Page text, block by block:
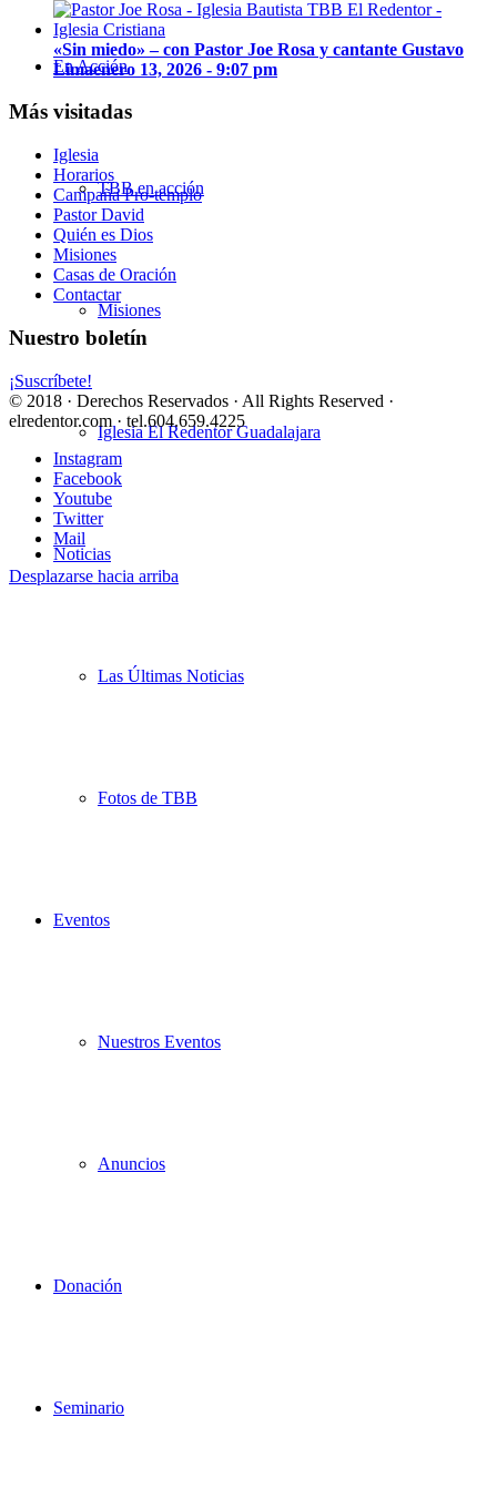
En Acción
TBB en acción
Misiones
Iglesia El Redentor Guadalajara
Noticias
Las Últimas Noticias
Fotos de TBB
Eventos
Nuestros Eventos
Anuncios
Donación
Seminario
«Sin miedo» – con Pastor Joe Rosa y cantante Gustavo
Limaenero 13, 2026 - 9:07 pm
Más visitadas
Iglesia
Horarios
Campaña Pro-templo
Pastor David
Quién es Dios
Misiones
Casas de Oración
Contactar
Nuestro boletín
¡Suscríbete!
© 2018 · Derechos Reservados · All Rights Reserved ·
elredentor.com · tel.604.659.4225
Instagram
Facebook
Youtube
Twitter
Mail
Desplazarse hacia arriba